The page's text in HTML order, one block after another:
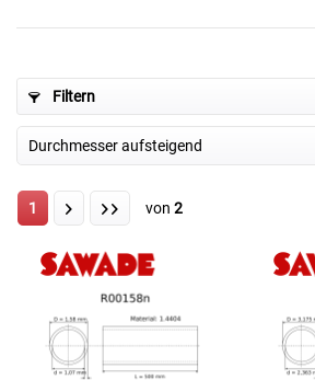
Filtern
1 von 2